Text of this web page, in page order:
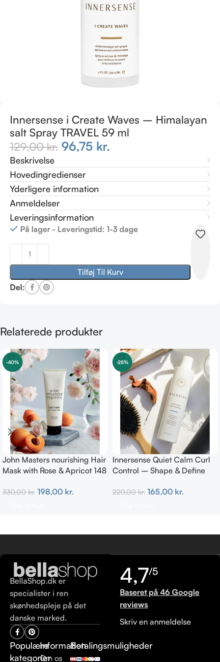
Innersense i Create Waves – Himalayan
salt Spray TRAVEL 59 ml
129,00kr. 96,75 kr.
Beskrivelse
Hovedingredienser
Yderligere information
Anmeldelser
Leveringsinformation
På lager - Leveringstid: 1-3 dage
Tilføj Til Kurv
Del:
Relaterede produkter
-40%
John Masters nourishing Hair
Mask with Rose & Apricot 148
330,00kr. 198,00 kr.
-25%
Innersense Quiet Calm Curl
Control – Shape & Define
220,00kr. 165,00 kr.
BellaShop.dk er
specialister i ren
skønhedspleje på det
danske marked.
Populære
kategorier
Information
Om os
Betalingsmuligheder
4,7/5
Baseret på 46 Google
reviews
Skriv en anmeldelse